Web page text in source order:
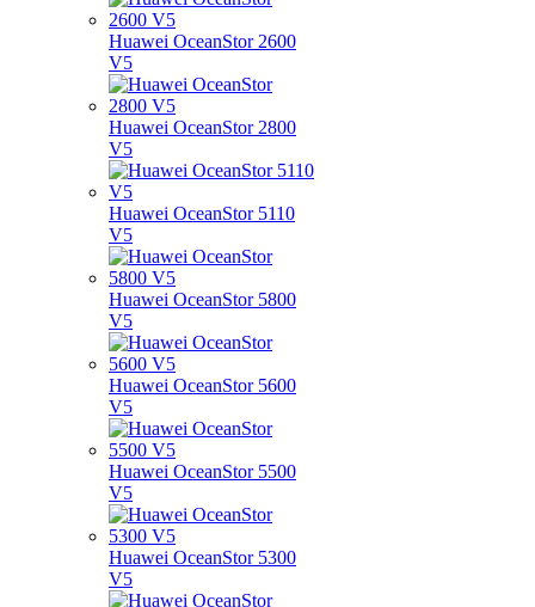
Huawei OceanStor 2600
V5
Huawei OceanStor 2800
V5
Huawei OceanStor 5110
V5
Huawei OceanStor 5800
V5
Huawei OceanStor 5600
V5
Huawei OceanStor 5500
V5
Huawei OceanStor 5300
V5